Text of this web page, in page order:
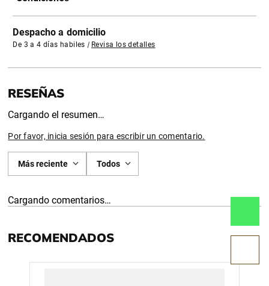
Despacho a domicilio
De 3 a 4 días habiles | Revisa los detalles
Cargando el resumen…
Por favor, inicia sesión para escribir un comentario.
Más reciente Todos
Cargando comentarios…
RECOMENDADOS